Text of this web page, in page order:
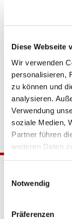
Diese Webseite
Wir verwenden
personalisieren,
zu können und
analysieren.
Verwendung
soziale Medien,
Partner führen
weiteren Daten
Notwendig
Präferenzen